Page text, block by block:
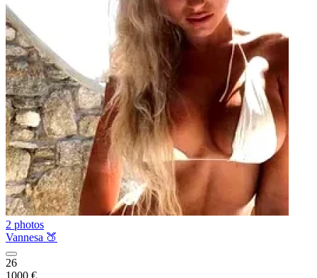
2 photos
Vannesa 🍑
26
1000 €